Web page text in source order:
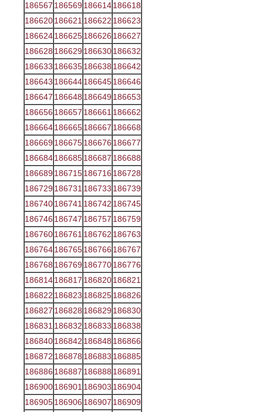
186567 186569186614186618
186620186621 186622 186623
186624186625186626 186627
186628 186629186630186632
186633 186635186638 186642
186643 186644186645186646
186647 186648 186649186653
186656 186657 186661 186662
186664186665186667 186668
186669186675186676 186677
186684186685186687 186688
186689186715186716 186728
186729186731 186733 186739
186740186741 186742 186745
186746 186747 186757 186759
186760186761 186762 186763
186764186765186766 186767
186768 186769186770186776
186814186817 186820186821
186822 186823 186825186826
186827 186828 186829186830
186831 186832 186833 186838
186840186842 186848 186866
186872 186878 186883 186885
186886 186887 186888 186891
186900186901 186903 186904
186905186906 186907 186909